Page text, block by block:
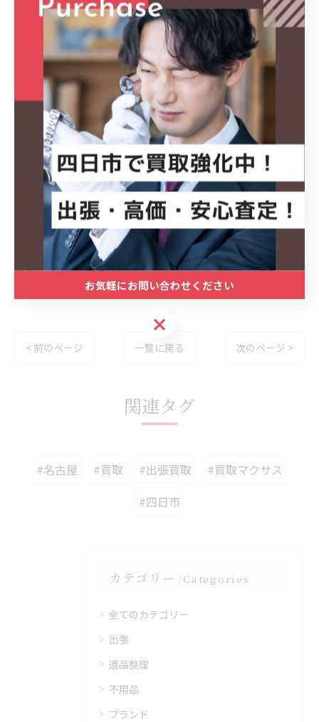
ノ #KAWAIピアノ #楽器好き #ピアノのある暮らし #音楽
好きな人と繋がりたい #高価買取 #楽器査定 #出張査定 #
四日市 #三重県 #愛知県 #岐阜県 #音楽ライフ #ピアノ生
活 #KAWAI電子ピアノ #音楽機材 #名古屋ピアノ買取
四日市の買取マクサス 三重四日市店では、家電、家具、
金、ブランド品などの様々なお品物を出張買取、オンラ
イン買取、宅配買取、店頭買取にて買い取らせていただ
きます。 事前に買取金額の目安を知りたいという際に
は、LINE査定や電話査定など、オンラインで事前査定を
行うことも可能です。 買取のご依頼は一点から承ります
ので、四日市エリアで買取店をお探しの方は、当店をお
気軽にご利用ください。
< 前のページ 一覧に戻る 次のページ >
関連タグ
#名古屋 #買取 #出張買取
#買取マクサス
#四日市
カテゴリー Categories
全てのカテゴリー
出張
遺品整理
不用品
ブランド
お気軽にお問い合わせください
お気軽にお問い合わせください